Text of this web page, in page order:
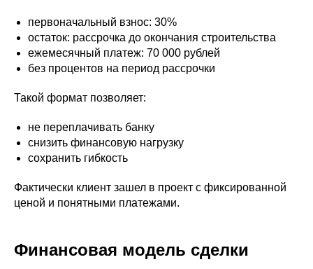
первоначальный взнос: 30%
остаток: рассрочка до окончания строительства
ежемесячный платеж: 70 000 рублей
без процентов на период рассрочки
Такой формат позволяет:
не переплачивать банку
снизить финансовую нагрузку
сохранить гибкость
Фактически клиент зашел в проект с фиксированной
ценой и понятными платежами.
Финансовая модель сделки